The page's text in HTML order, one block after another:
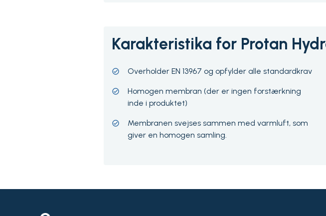
Karakteristika for Protan
Overholder EN 13967 og opfylder alle standardkrav
Homogen membran (der er ingen forstærkning
inde i produktet)
Membranen svejses sammen med varmluft, som
giver en homogen samling.